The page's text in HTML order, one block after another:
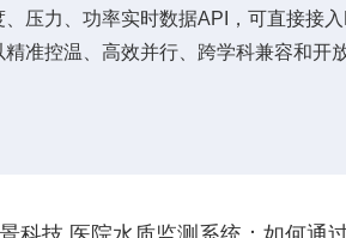
压力、功率实时数据API，可直接接
准控温、高效并行、跨学科兼容和